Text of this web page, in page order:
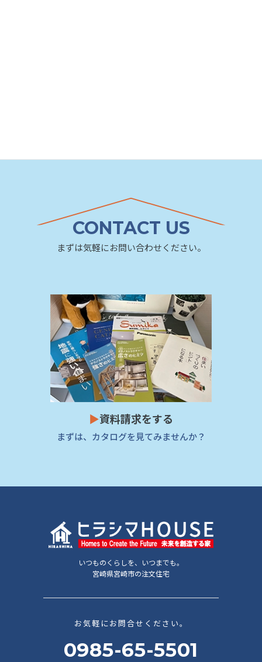
CONTACT US
まずは気軽にお問い合わせください。
▶資料請求をする
まずは、カタログを見てみませんか？
いつものくらしを、いつまでも。
宮崎県宮崎市の注文住宅
お気軽にお問合せください。
0985-65-5501